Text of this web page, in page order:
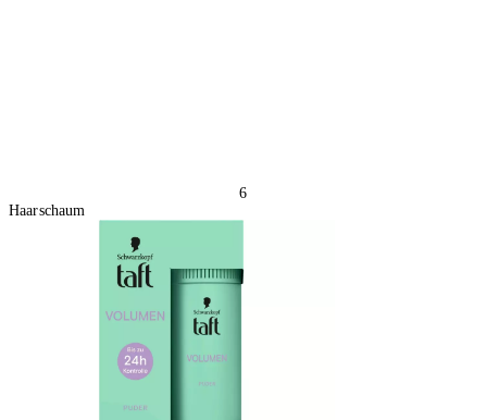
6
Haarschaum